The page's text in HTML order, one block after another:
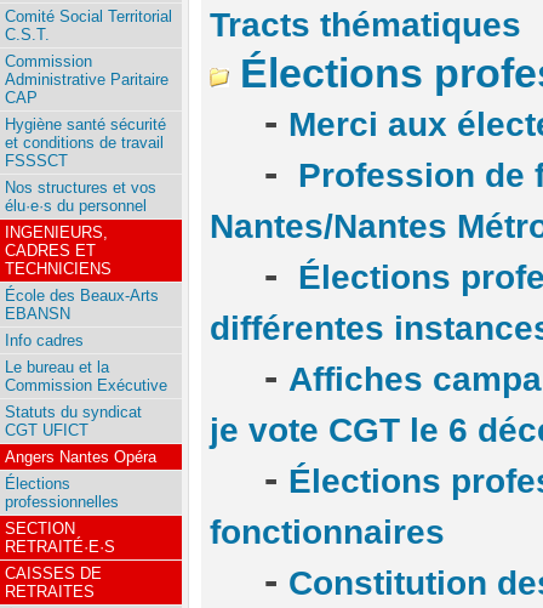
Tracts thématiques
Élections
- Merci aux
-
Profession de
Nantes/Nantes
-
Élections
différentes
- Affiches
je vote CGT le 6
- Élections
fonctionnaires
- Constitution
Comité Social Territorial
C.S.T.
Commission
Administrative Paritaire
CAP
Hygiène santé sécurité
et conditions de travail
FSSSCT
Nos structures et vos
élu·e·s du personnel
INGENIEURS,
CADRES ET
TECHNICIENS
École des Beaux-Arts
EBANSN
Info cadres
Le bureau et la
Commission Exécutive
Statuts du syndicat
CGT UFICT
Angers Nantes Opéra
Élections
professionnelles
SECTION
RETRAITÉ·E·S
CAISSES DE
RETRAITES